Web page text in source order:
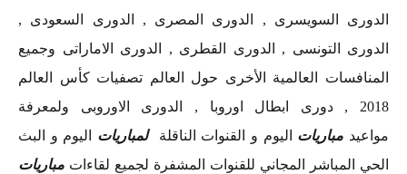
الدورى السويسرى , الدورى المصرى , الدورى السعودى ,
الدورى التونسى , الدورى القطرى , الدورى الاماراتى وجميع
المنافسات العالمية الأخرى حول العالم تصفيات كأس العالم
2018 , دورى ابطال اوروبا , الدورى الاوروبى ولمعرفة
مواعيد مباريات اليوم و القنوات الناقلةلمباريات اليوم و البث
الحي المباشر المجاني للقنوات المشفرة لجميع لقاءات مباريات